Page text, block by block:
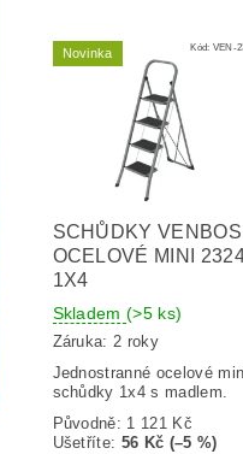
Novinka Kód: VEN-
SCHŮDKY VENBOS
OCELOVÉ MINI
1X4
Skladem(>5 ks)
Záruka: 2 roky
Jednostranné ocelové
schůdky 1x4 s madlem.
Původně: 1 121 Kč
Ušetříte: 56 Kč (–5 %)